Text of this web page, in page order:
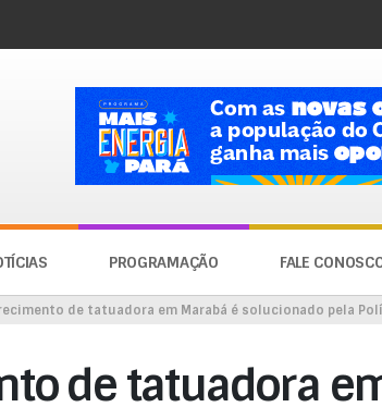
PROGRAMAÇÃO FALE
de tatuadora em Marabá é solucionado pela
de tatuadora